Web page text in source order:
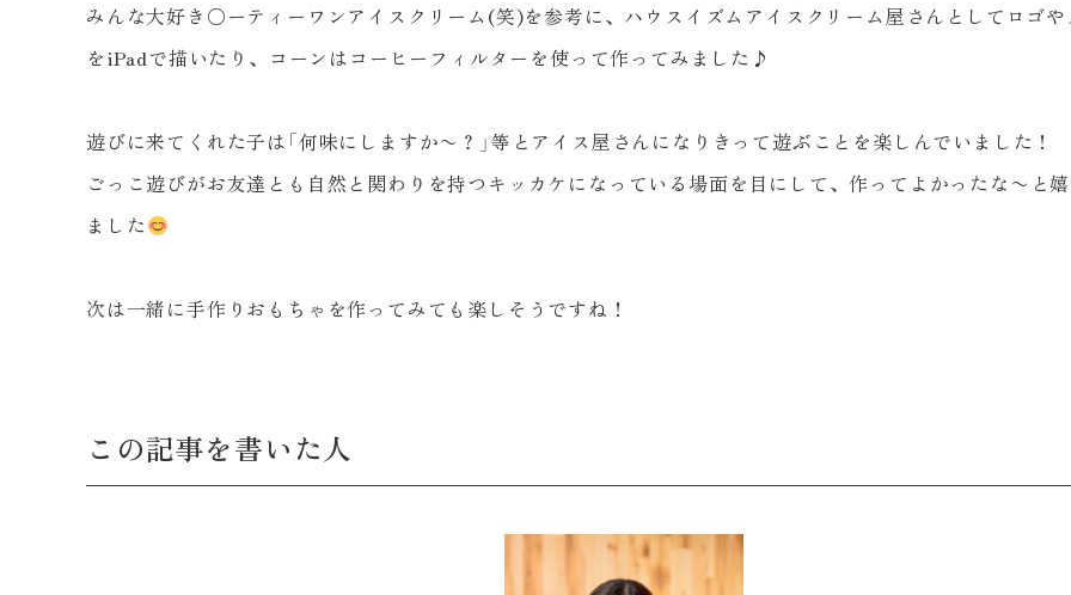
みんな大好き○ーティーワンアイスクリーム (笑)を参考に、ハウスイズムアイスクリーム屋さんとしてロゴ
をiPadで描いたり、コーンはコーヒーフィルターを使って作ってみました♪
遊びに来てくれた子は「何味にしますか〜？」等とアイス屋さんになりきって遊ぶことを楽しんでいました！
ごっこ遊びがお友達とも自然と関わりを持つキッカケになっている場面を目にして、作ってよかったな〜と
ました
次は一緒に手作りおもちゃを作ってみても楽しそうですね！
この記事を書いた人